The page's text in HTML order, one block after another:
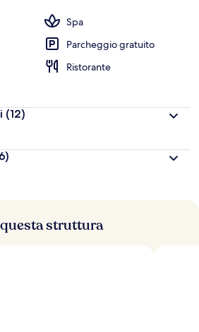
Spa
Parcheggio gratuito
Ristorante
(12)
struttura